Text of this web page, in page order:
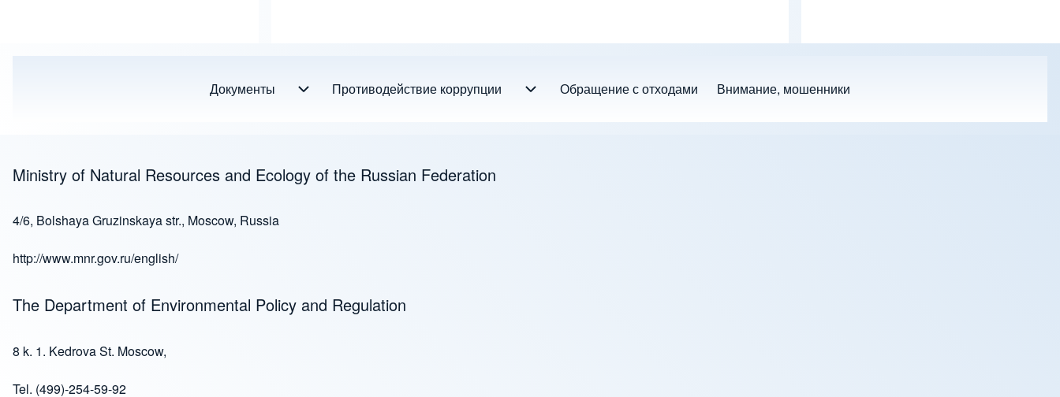
Документы
Документы sub-navigationПротиводействие коррупции
Противодействие коррупции sub-navigation
Обращение с отходами Внимание, мошенники
Ministry of Natural Resources and Ecology of the Russian Federation
4/6, Bolshaya Gruzinskaya str., Moscow, Russia
http://www.mnr.gov.ru/english/
The Department of Environmental Policy and Regulation
8 k. 1. Kedrova St. Moscow,
Tel. (499)-254-59-92